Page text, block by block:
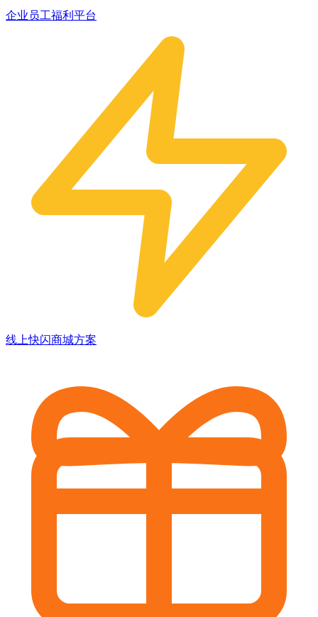
企业员工福利平台
线上快闪商城方案